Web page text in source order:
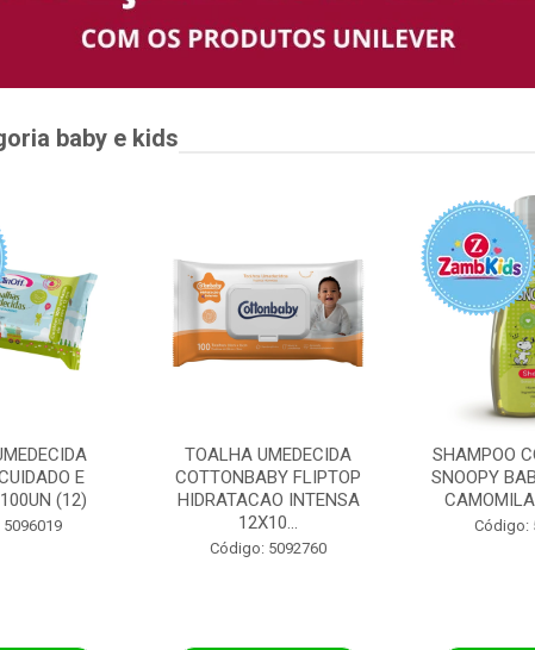
baby e kids
E
(12)
TOALHA UMEDECIDA
COTTONBABY FLIPTOP
HIDRATACAO INTENSA
12X10...
Código: 5092760
SHAMPOO
SNOOPY
Código: